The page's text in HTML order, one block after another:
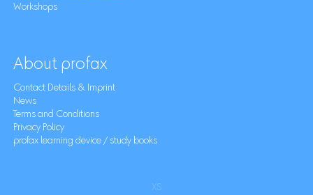
Workshops
About profax
Contact Details & Imprint
News
Terms and Conditions
Privacy Policy
profax learning device / study books
XS